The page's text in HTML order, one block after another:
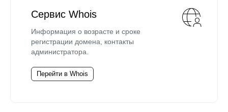
Сервис Whois
Информация о возрасте и сроке
регистрации домена, контакты
администратора.
Перейти в Whois